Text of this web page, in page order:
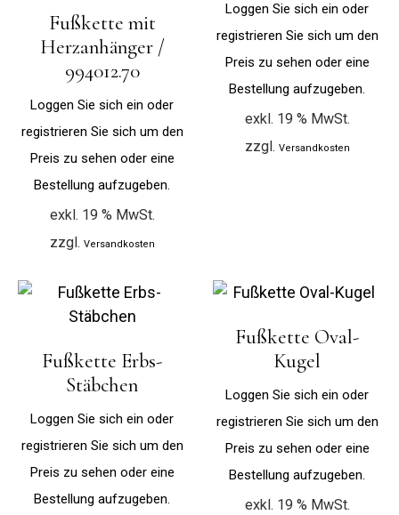
Fußkette mit
Herzanhänger /
994012.70
Loggen Sie sich ein oder
registrieren Sie sich um den
Preis zu sehen oder eine
Bestellung aufzugeben.
exkl. 19 % MwSt.
zzgl. Versandkosten
Loggen Sie sich ein oder
registrieren Sie sich um den
Preis zu sehen oder eine
Bestellung aufzugeben.
exkl. 19 % MwSt.
zzgl. Versandkosten
Fußkette Erbs-
Stäbchen
Loggen Sie sich ein oder
registrieren Sie sich um den
Preis zu sehen oder eine
Bestellung aufzugeben.
Fußkette Oval-
Kugel
Loggen Sie sich ein oder
registrieren Sie sich um den
Preis zu sehen oder eine
Bestellung aufzugeben.
exkl. 19 % MwSt.